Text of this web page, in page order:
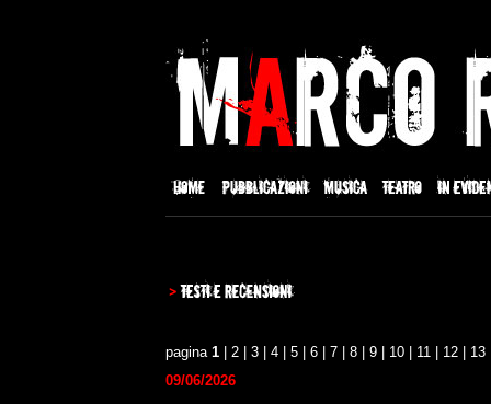
pagina 1| 2| 3| 4| 5| 6| 7| 8| 9| 10| 11| 12| 13
09/06/2026